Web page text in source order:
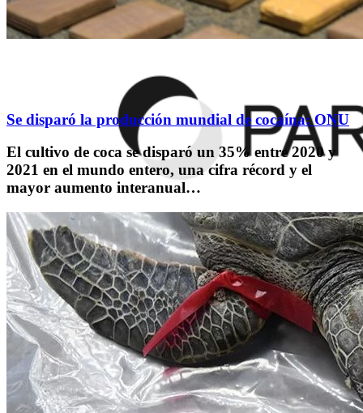
Se disparó la producción mundial de cocaína: ONU
El cultivo de coca se disparó un 35% entre 2020 y
2021 en el mundo entero, una cifra récord y el
mayor aumento interanual…